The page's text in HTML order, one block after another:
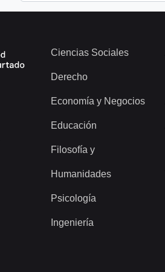
Ciencias Sociales
Derecho
Economía y Negocios
Educación
Filosofía y
Humanidades
Psicología
Ingeniería